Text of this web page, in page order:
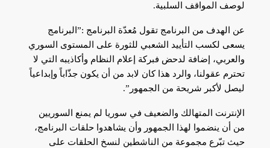
لوصف المواقف السلبية.
عن الهدف من البرنامج تقول مُعدّة البرنامج :”البرنامج
يسعى لكسب التأييد الشعبي للثورة على المستوى السوري
والعربي، إضافة لدحض فبركة إعلام النظام وأكاذيبه التي لا
تحترم عقولنا، والرد هذا كان لابد من أن يكون جذّاباً وإبداعياً
ليصل لأكبر شريحة من الجمهور”.
الإنترنت المتهالك والضعيف في سوريا لم يمنع السوريين
من أن ينضموا لهذا الجمهور وأن يشاهدوا حلقات البرنامج،
حيث تبّرع مجموعة من الناشطين لنسخ الحلقات على